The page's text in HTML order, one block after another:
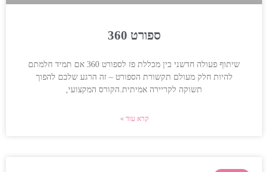
ספורט 360
שיתוף פעולה חדשני בין מכללת פז לספורט 360 אם תמיד חלמתם
להיות חלק מעולם תקשורת הספורט – זה הרגע שלכם להפוך
תשוקה לקריירה אמיתית.הקורס המקצועי,
קרא עוד »